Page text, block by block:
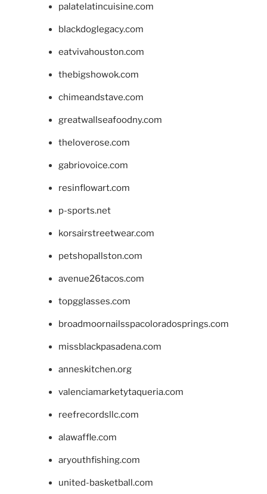
palatelatincuisine.com
blackdoglegacy.com
eatvivahouston.com
thebigshowok.com
chimeandstave.com
greatwallseafoodny.com
theloverose.com
gabriovoice.com
resinflowart.com
p-sports.net
korsairstreetwear.com
petshopallston.com
avenue26tacos.com
topgglasses.com
broadmoornailsspacoloradosprings.com
missblackpasadena.com
anneskitchen.org
valenciamarketytaqueria.com
reefrecordsllc.com
alawaffle.com
aryouthfishing.com
united-basketball.com